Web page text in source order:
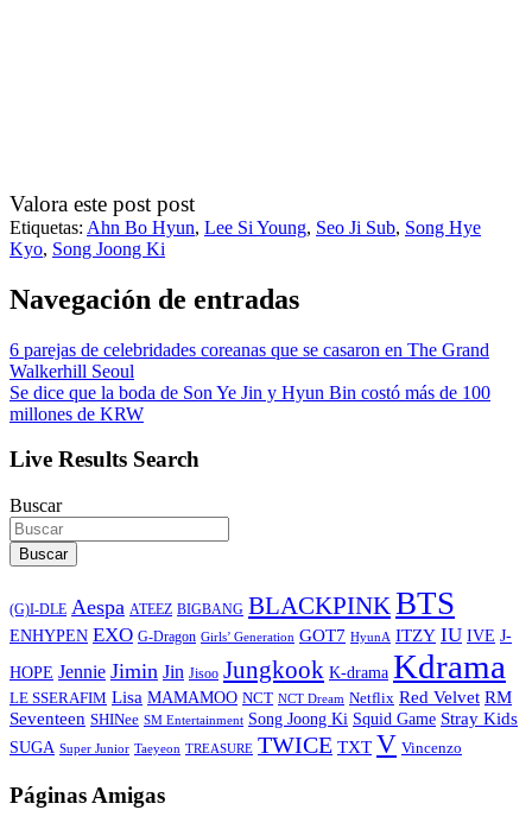
Valora este post post
Etiquetas: Ahn Bo Hyun, Lee Si Young, Seo Ji Sub, Song Hye
Kyo, Song Joong Ki
Navegación de entradas
6 parejas de celebridades coreanas que se casaron en The Grand
Walkerhill Seoul
Se dice que la boda de Son Ye Jin y Hyun Bin costó más de 100
millones de KRW
Live Results Search
Buscar
Buscar
(G)I-DLE Aespa ATEEZ BIGBANG BLACKPINKBTS
ENHYPEN EXO G-Dragon Girls’ Generation GOT7 HyunA ITZY IU IVE J-
HOPE Jennie Jimin Jin Jisoo Jungkook K-drama Kdrama
LE SSERAFIM Lisa MAMAMOO NCT NCT Dream Netflix Red Velvet RM
Seventeen SHINee SM Entertainment Song Joong Ki Squid Game Stray Kids
SUGA Super Junior Taeyeon TREASURE TWICE TXT V Vincenzo
Páginas Amigas